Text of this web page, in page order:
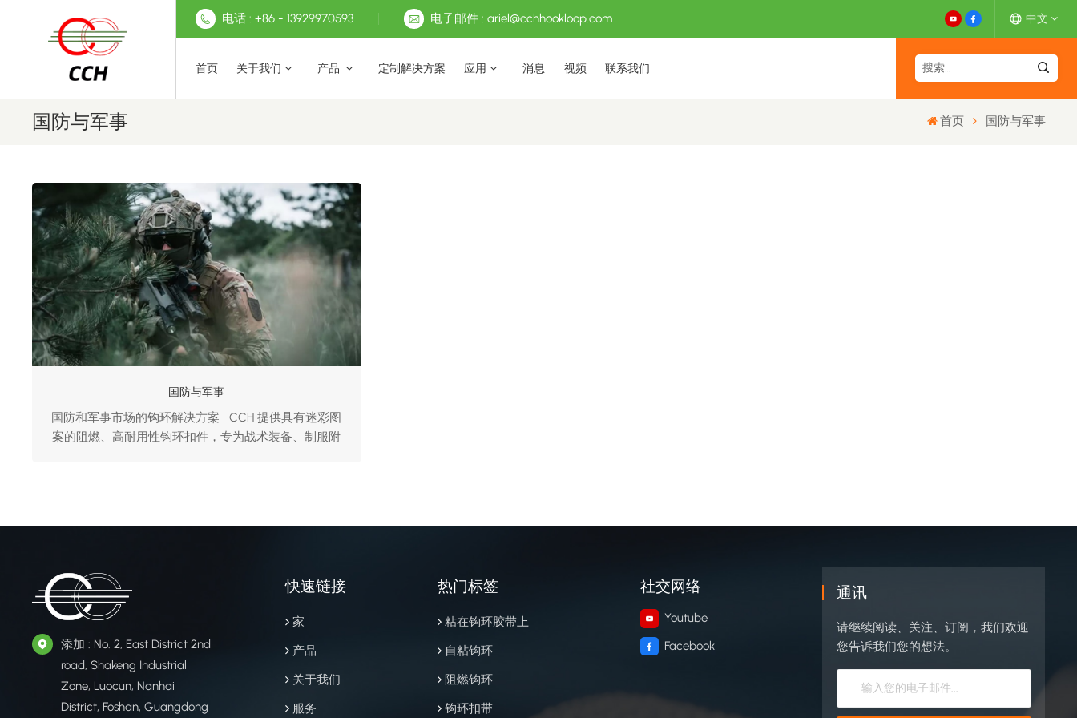
电话 : +86 - 13929970593 电子邮件 : ariel@cchhookloop.com 中文
English
首页 关于我们 产品 定制解决方案 应用 消息 视频 联系我们
国防与军事 首页 国防与军事
国防与军事
国防和军事市场的钩环解决方案 CCH 提供具有迷彩图
案的阻燃、高耐用性钩环扣件，专为战术装备、制服附
添加 : No. 2, East District 2nd
road, Shakeng Industrial
Zone, Luocun, Nanhai
District, Foshan, Guangdong
快速链接
家
产品
关于我们
服务
热门标签
粘在钩环胶带上
自粘钩环
阻燃钩环
钩环扣带
社交网络
Youtube
Facebook
通讯
请继续阅读、关注、订阅，我们欢迎
您告诉我们您的想法。